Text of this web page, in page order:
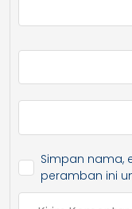
Simpan nama,
peramban ini